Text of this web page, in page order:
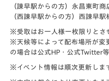
（諫早駅からの方）永昌東町
（西諫早駅からの方）西諌早駅
※受取はお一人様一枚限りとさ
※天候等によって配布場所が変
の場合は公式HP・公式Twitter
※イベント情報は順次更新しま